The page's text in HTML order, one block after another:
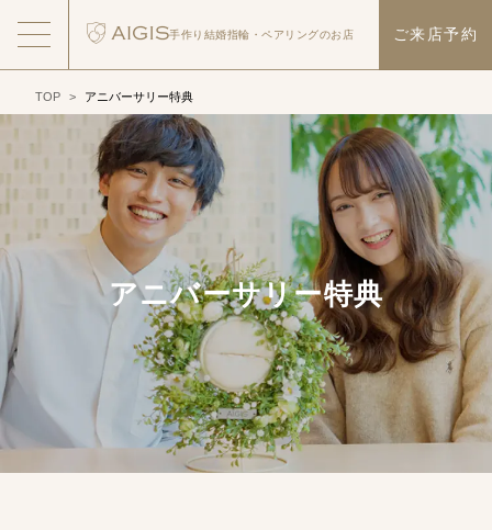
手作り結婚指輪・ ペアリングのお店 ご来店予約
TOP > アニバーサリー特典
アニバーサリー特典